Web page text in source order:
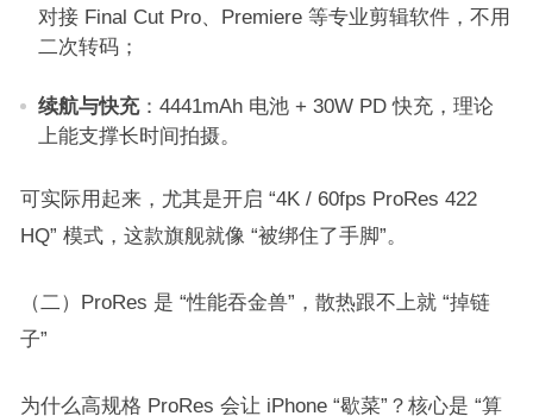
对接 Final Cut Pro、Premiere 等专业剪辑软件，不用
二次转码；​
续航与快充：4441mAh 电池 + 30W PD 快充，理论
上能支撑长时间拍摄。​
可实际用起来，尤其是开启 “4K / 60fps ProRes 422
HQ” 模式，这款旗舰就像 “被绑住了手脚”。​
（二）ProRes 是 “性能吞金兽”，散热跟不上就 “掉链
子”​
为什么高规格 ProRes 会让 iPhone “歇菜”？核心是 “算